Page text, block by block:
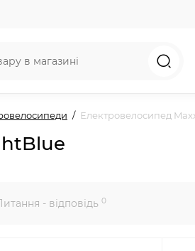
Електровелосипед
- відповідь 0